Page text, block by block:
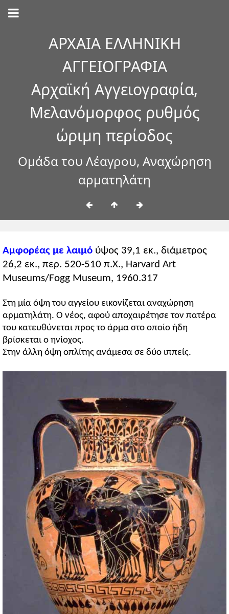
ΑΡΧΑΙΑ ΕΛΛΗΝΙΚΗ
ΑΓΓΕΙΟΓΡΑΦΙΑ
Αρχαϊκή Αγγειογραφία,
Μελανόμορφος ρυθμός
ώριμη περίοδος
Ομάδα του Λέαγρου, Αναχώρηση
αρματηλάτη
Αμφορέας με λαιμό ύψος 39,1 εκ., διάμετρος
26,2 εκ., περ. 520-510 π.Χ., Harvard Art
Museums/Fogg Museum, 1960.317
Στη μία όψη του αγγείου εικονίζεται αναχώρηση
αρματηλάτη. Ο νέος, αφού αποχαιρέτησε τον πατέρα
του κατευθύνεται προς το άρμα στο οποίο ήδη
βρίσκεται ο ηνίοχος.
Στην άλλη όψη οπλίτης ανάμεσα σε δύο ιππείς.